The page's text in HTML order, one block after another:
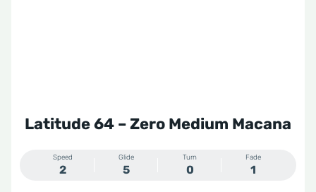
Latitude 64 – Zero Medium Macana
Speed
2
Glide
5
Turn
0
Fade
1